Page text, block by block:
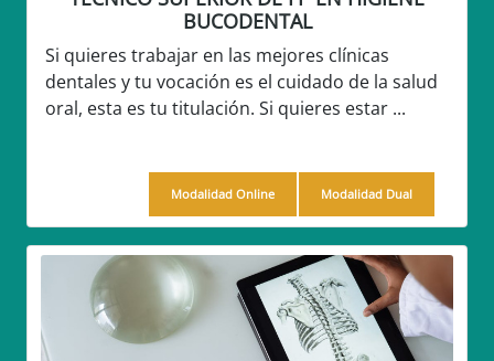
BUCODENTAL
Si quieres trabajar en las mejores clínicas
dentales y tu vocación es el cuidado de la salud
oral, esta es tu titulación. Si quieres estar ...
Modalidad Online Modalidad Dual